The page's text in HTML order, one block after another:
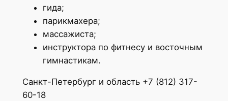
гида;
парикмахера;
массажиста;
инструктора по фитнесу и восточным
гимнастикам.
Санкт-Петербург и область +7 (812) 317-
60-18